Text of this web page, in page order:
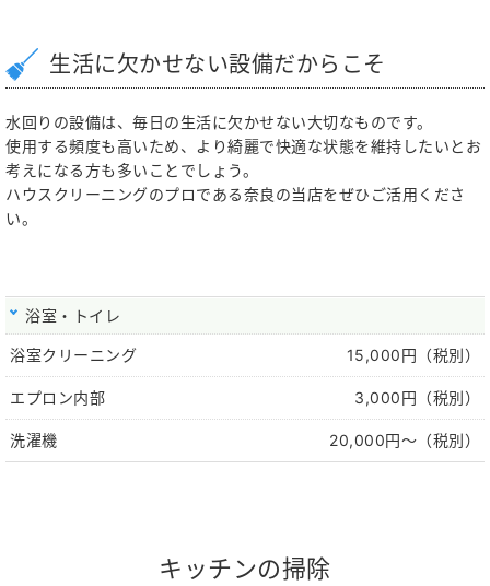
生活に欠かせない設備だからこそ
水回りの設備は、毎日の生活に欠かせない大切なものです。
使用する頻度も高いため、より綺麗で快適な状態を維持したいとお
考えになる方も多いことでしょう。
ハウスクリーニングのプロである奈良の当店をぜひご活用くださ
い。
浴室・トイレ
浴室クリーニング 15,000円（税別）
エプロン内部 3,000円（税別）
洗濯機 20,000円～（税別）
キッチンの掃除